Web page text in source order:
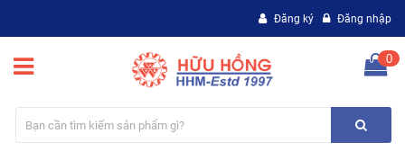
Đăng ký Đăng nhập
0